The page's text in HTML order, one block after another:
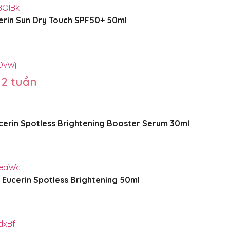
Sun Dry Touch SPF50+ 50ml
tuần
Spotless Brightening Booster Serum 30ml
Spotless Brightening 50ml